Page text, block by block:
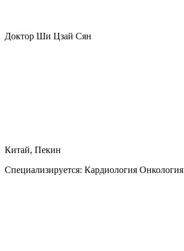
Доктор Ши Цзай Cян
Китай, Пекин
Специализируется: Кардиология Онкология